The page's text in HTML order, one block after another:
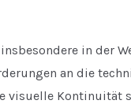
in der
an die
visuelle Kontinuität